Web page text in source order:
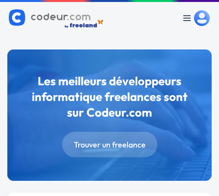
Les meilleurs développeurs
informatique freelances sont
sur Codeur.com
Trouver un freelance